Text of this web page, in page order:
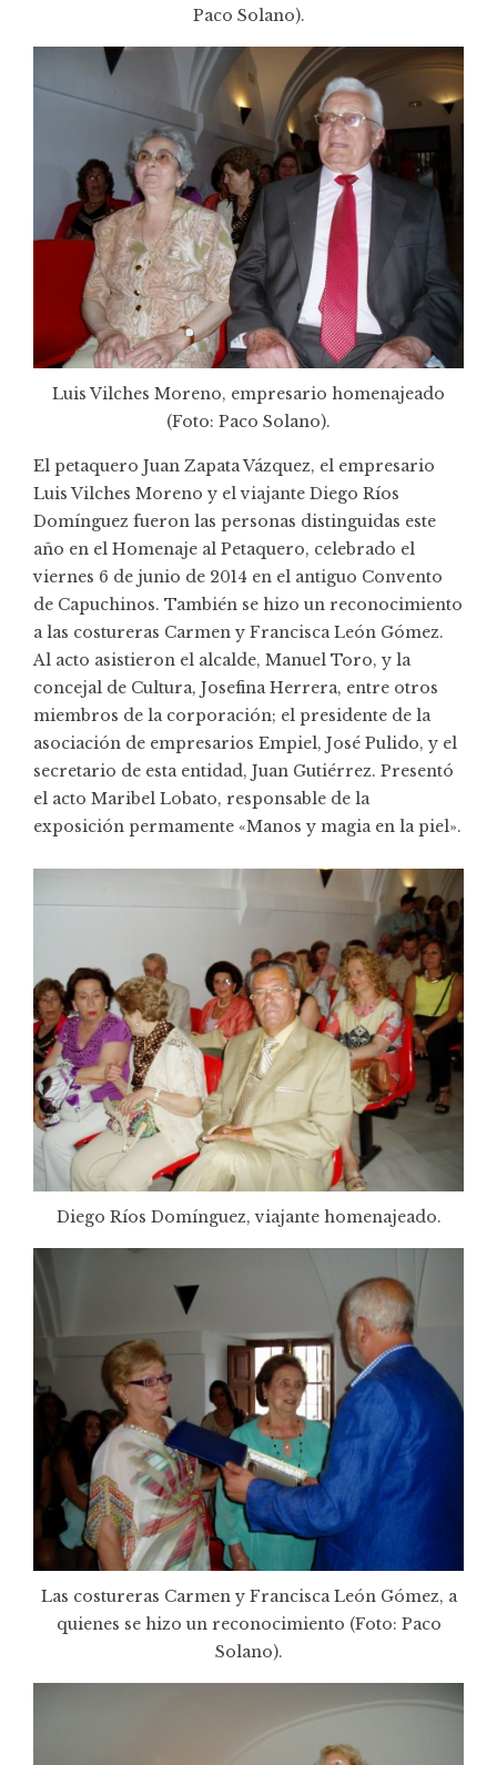
Paco Solano).
Luis Vilches Moreno, empresario homenajeado
(Foto: Paco Solano).
El petaquero Juan Zapata Vázquez, el empresario
Luis Vilches Moreno y el viajante Diego Ríos
Domínguez fueron las personas distinguidas este
año en el Homenaje al Petaquero, celebrado el
viernes 6 de junio de 2014 en el antiguo Convento
de Capuchinos. También se hizo un reconocimiento
a las costureras Carmen y Francisca León Gómez.
Al acto asistieron el alcalde, Manuel Toro, y la
concejal de Cultura, Josefina Herrera, entre otros
miembros de la corporación; el presidente de la
asociación de empresarios Empiel, José Pulido, y el
secretario de esta entidad, Juan Gutiérrez. Presentó
el acto Maribel Lobato, responsable de la
exposición permamente «Manos y magia en la piel».
Diego Ríos Domínguez, viajante homenajeado.
Las costureras Carmen y Francisca León Gómez, a
quienes se hizo un reconocimiento (Foto: Paco
Solano).